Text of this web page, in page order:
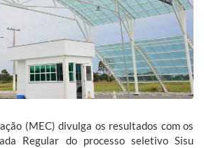
(MEC) divulga os resultados com os
Regular do processo seletivo Sisu